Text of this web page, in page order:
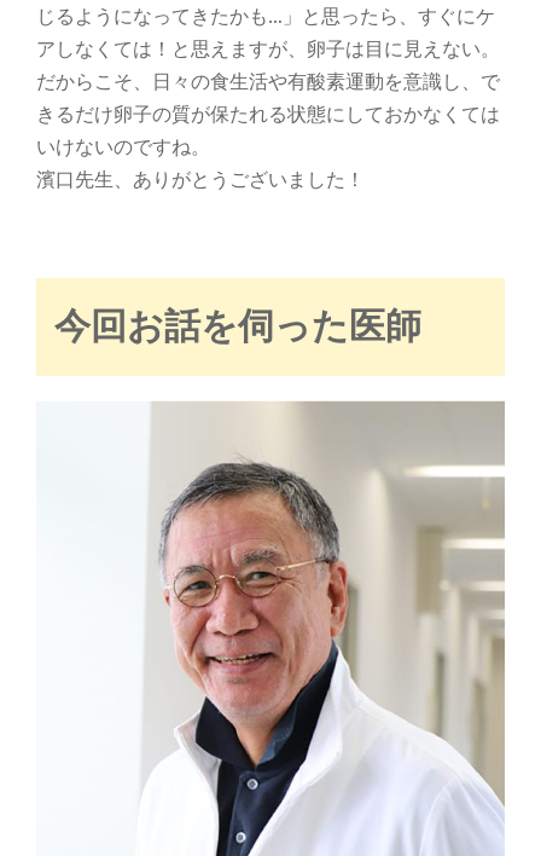
じるようになってきたかも…」と思ったら、すぐにケ
アしなくては！と思えますが、卵子は目に見えない。
だからこそ、日々の食生活や有酸素運動を意識し、で
きるだけ卵子の質が保たれる状態にしておかなくては
いけないのですね。
濱口先生、ありがとうございました！
今回お話を伺った医師